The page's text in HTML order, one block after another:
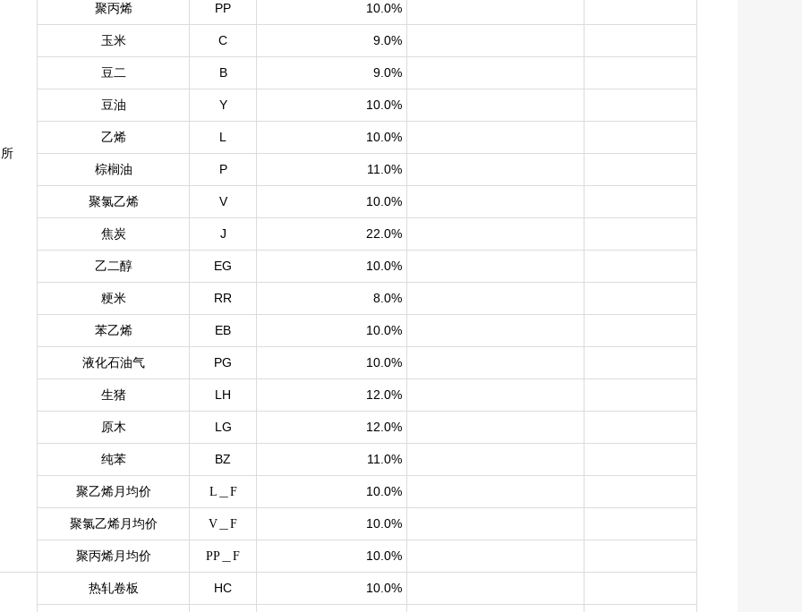
聚丙烯 PP 10.0%
玉米 C 9.0%
豆二 B 9.0%
豆油 Y 10.0%
乙烯 L 10.0%
棕榈油 P 11.0%
聚氯乙烯 V 10.0%
焦炭 J 22.0%
乙二醇 EG 10.0%
粳米 RR 8.0%
苯乙烯 EB 10.0%
液化石油气 PG 10.0%
生猪 LH 12.0%
原木 LG 12.0%
纯苯 BZ 11.0%
聚乙烯月均价 L＿F 10.0%
聚氯乙烯月均价 V ＿F 10.0%
聚丙烯月均价 PP ＿F 10.0%
热轧卷板 HC 10.0%